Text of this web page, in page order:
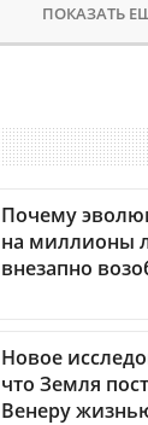
ПОКАЗАТЬ
Почему
на миллионы
внезапно
Новое
что Земля
Венеру